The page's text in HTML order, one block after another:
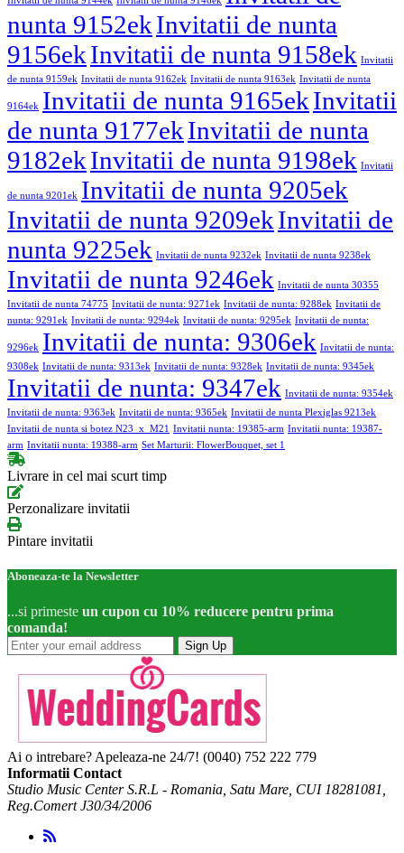
nunta 9152ekInvitatii de nunta
9156ekInvitatii de nunta 9158ek Invitatii
de nunta 9159ek Invitatii de nunta 9162ek Invitatii de nunta 9163ek Invitatii de nunta
9164ek Invitatii de nunta 9165ekInvitatii
de nunta 9177ekInvitatii de nunta
9182ekInvitatii de nunta 9198ek Invitatii
de nunta 9201ek Invitatii de nunta 9205ek
Invitatii de nunta 9209ekInvitatii de
nunta 9225ek Invitatii de nunta 9232ek Invitatii de nunta 9238ek
Invitatii de nunta 9246ek Invitatii de nunta 30355
Invitatii de nunta 74775 Invitatii de nunta: 9271ek Invitatii de nunta: 9288ek Invitatii de
nunta: 9291ek Invitatii de nunta: 9294ek Invitatii de nunta: 9295ek Invitatii de nunta:
9296ek Invitatii de nunta: 9306ek Invitatii de nunta:
9308ek Invitatii de nunta: 9313ek Invitatii de nunta: 9328ek Invitatii de nunta: 9345ek
Invitatii de nunta: 9347ek Invitatii de nunta: 9354ek
Invitatii de nunta: 9363ek Invitatii de nunta: 9365ek Invitatii de nunta Plexiglas 9213ek
Invitatii de nunta si botez N23_x_M21
Invitatii nunta: 19385-arm Invitatii nunta: 19387-
arm Invitatii nunta: 19388-arm Set Marturii: FlowerBouquet, set 1
Livrare in cel mai scurt timp
Perzonalizare invitatii
Pintare invitatii
Aboneaza-te la Newsletter
...si primeste un cupon cu 10% reducere pentru prima
comanda!
Sign Up
Ai o intrebare? Apeleaza-ne 24/7! (0040) 752 222 779
Informatii Contact
Studio Music Center S.R.L - Romania, Satu Mare, CUI 18281081,
Reg.Comert J30/34/2006